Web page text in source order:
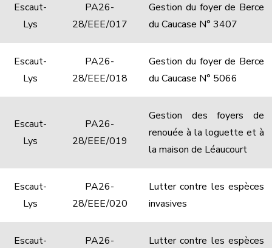
Escaut-
Lys
PA26-
28/EEE/017
Gestion du foyer de Berce
du Caucase N° 3407
Escaut-
Lys
PA26-
28/EEE/018
Gestion du foyer de Berce
du Caucase N° 5066
Escaut-
Lys
PA26-
28/EEE/019
Gestion des foyers de
renouée à la loguette et à
la maison de Léaucourt
Escaut-
Lys
PA26-
28/EEE/020
Lutter contre les espèces
invasives
Escaut-
PA26-
Lutter contre les espèces